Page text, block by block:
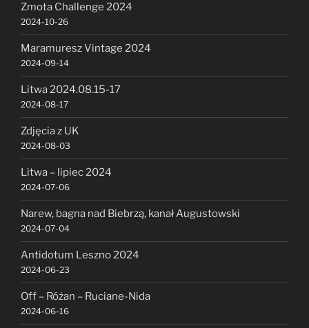
Zmota Challenge 2024
2024-10-26
Maramuresz Vintage 2024
2024-09-14
Litwa 2024.08.15-17
2024-08-17
Zdjęcia z UK
2024-08-03
Litwa – lipiec 2024
2024-07-06
Narew, bagna nad Biebrzą, kanał Augustowski
2024-07-04
Antidotum Leszno 2024
2024-06-23
Off – Różan – Ruciane-Nida
2024-06-16